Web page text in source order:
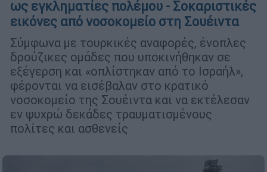
ως εγκληματίες πολέμου - Σοκαριστικές
εικόνες από νοσοκομείο στη Σουέιντα
Σύμφωνα με τουρκικές αναφορές, ένοπλες
δρούζικες ομάδες που υποκινήθηκαν σε
εξέγερση και «οπλίστηκαν από το Ισραήλ»,
φέρονται να εισέβαλαν στο κρατικό
νοσοκομείο της Σουέιντα και να εκτέλεσαν
εν ψυχρώ δεκάδες τραυματισμένους
πολίτες και ασθενείς